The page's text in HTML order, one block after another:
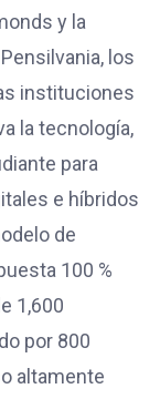
y la
los
instituciones
la tecnología,
para
e híbridos
de
100 %
1,600
por 800
altamente